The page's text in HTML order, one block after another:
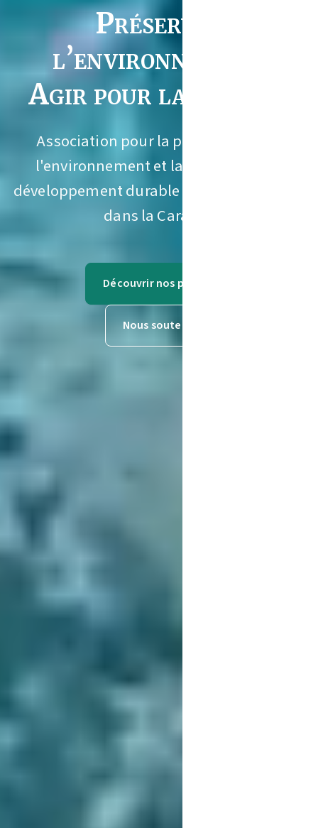
Préserver
l’environnement
Agir pour la Caraïbe
Association pour la préservation de
l'environnement et la promotion du
développement durable en Guadeloupe et
dans la Caraïbe.
Découvrir nos projets
Nous soutenir